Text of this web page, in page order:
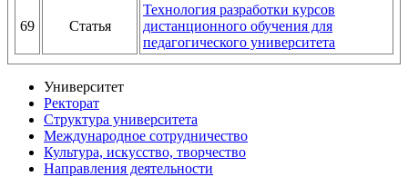
69 Статья
Технология разработки курсов
дистанционного обучения для
педагогического университета
Университет
Ректорат
Структура университета
Международное сотрудничество
Культура, искусство, творчество
Направления деятельности